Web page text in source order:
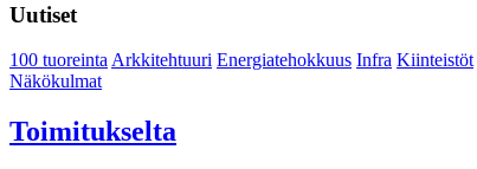
Uutiset
100 tuoreintaArkkitehtuuri Energiatehokkuus Infra Kiinteistöt
Näkökulmat
Toimitukselta